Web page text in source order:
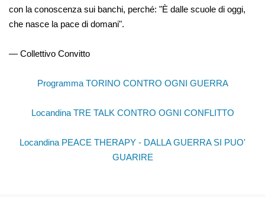
con la conoscenza sui banchi, perché: "È dalle scuole di oggi,
che nasce la pace di domani".
— Collettivo Convitto
Programma TORINO CONTRO OGNI GUERRA
Locandina TRE TALK CONTRO OGNI CONFLITTO
Locandina PEACE THERAPY - DALLA GUERRA SI PUO'
GUARIRE